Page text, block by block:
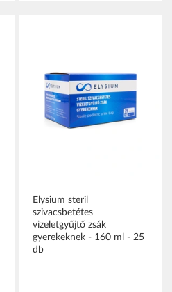
Elysium steril
szivacsbetétes
vizeletgyűjtő zsák
gyerekeknek - 160 ml - 25
db